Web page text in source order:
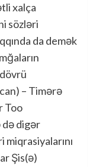
xalça
sözləri
da demək
– Timərə
Too
də digər
Şis(ə)